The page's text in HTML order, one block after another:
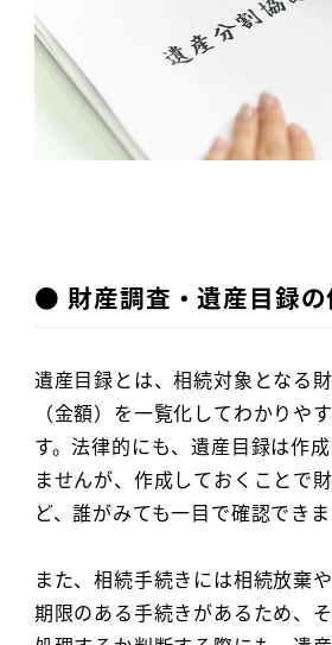
● 財産調査・遺産目録の
遺産目録とは、相続対象となる
（金額）を一覧化してわかりや
す。法律的にも、遺産目録は作
ませんが、作成しておくことで
ど、誰がみても一目で確認できま
また、相続手続きには相続放棄
期限のある手続きがあるため、